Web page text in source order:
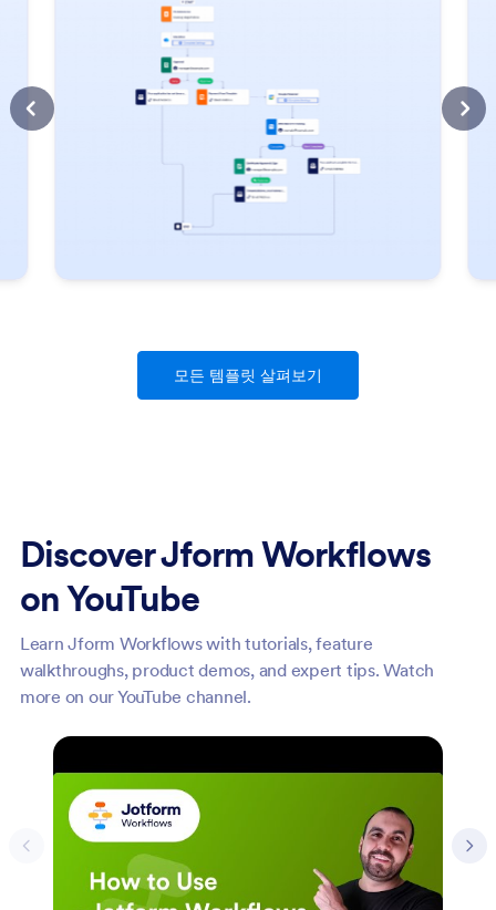
모든 템플릿 살펴보기
Discover Jform Workflows
on YouTube
Learn Jform Workflows with tutorials, feature
walkthroughs, product demos, and expert tips. Watch
more on our YouTube channel.